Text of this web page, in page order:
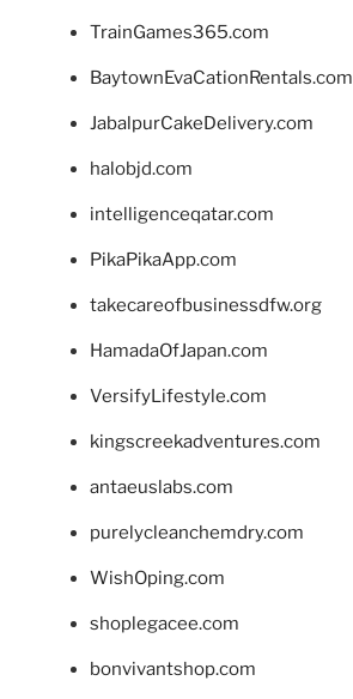
TrainGames365.com
BaytownEvaCationRentals.com
JabalpurCakeDelivery.com
halobjd.com
intelligenceqatar.com
PikaPikaApp.com
takecareofbusinessdfw.org
HamadaOfJapan.com
VersifyLifestyle.com
kingscreekadventures.com
antaeuslabs.com
purelycleanchemdry.com
WishOping.com
shoplegacee.com
bonvivantshop.com